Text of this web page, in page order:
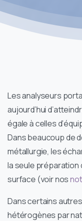
Les analyseurs
aujourd’hui
égale à celles
Dans beaucoup de
métallurgie, les
la seule préparation
surface (voir nos
Dans certains
hétérogènes par